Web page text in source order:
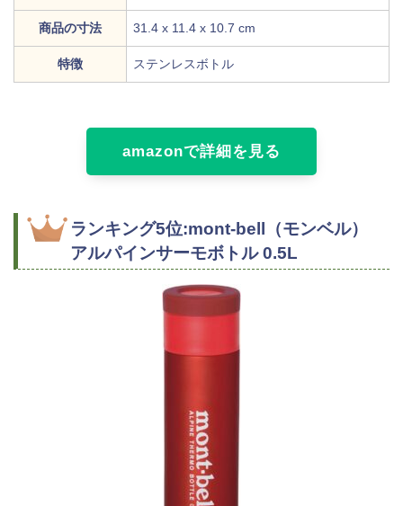
商品の寸法 ‎31.4 x 11.4 x 10.7 cm
特徴 ステンレスボトル
amazonで詳細を見る
ランキング5位:mont-bell（モンベル）
アルパインサーモボトル 0.5L